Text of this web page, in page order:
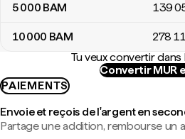
5 000 BAM 139
10 000 BAM 278
Tu veux convertir dans
Convertir MUR
PAIEMENTS
Envoie et reçois de l'argent en
Partage une addition, rembourse un